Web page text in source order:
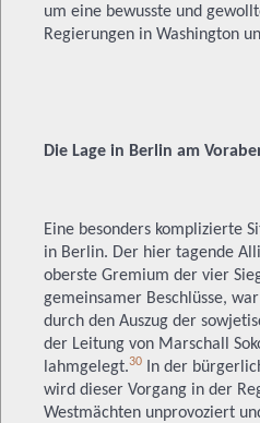
um eine bewusste und
Regierungen in Washington
Die Lage in Berlin am
Eine besonders komplizierte
in Berlin. Der hier tagende
oberste Gremium der vier
gemeinsamer Beschlüsse,
durch den Auszug der
der Leitung von Marschall
lahmgelegt.30 In der
wird dieser Vorgang in der
Westmächten unprovoziert